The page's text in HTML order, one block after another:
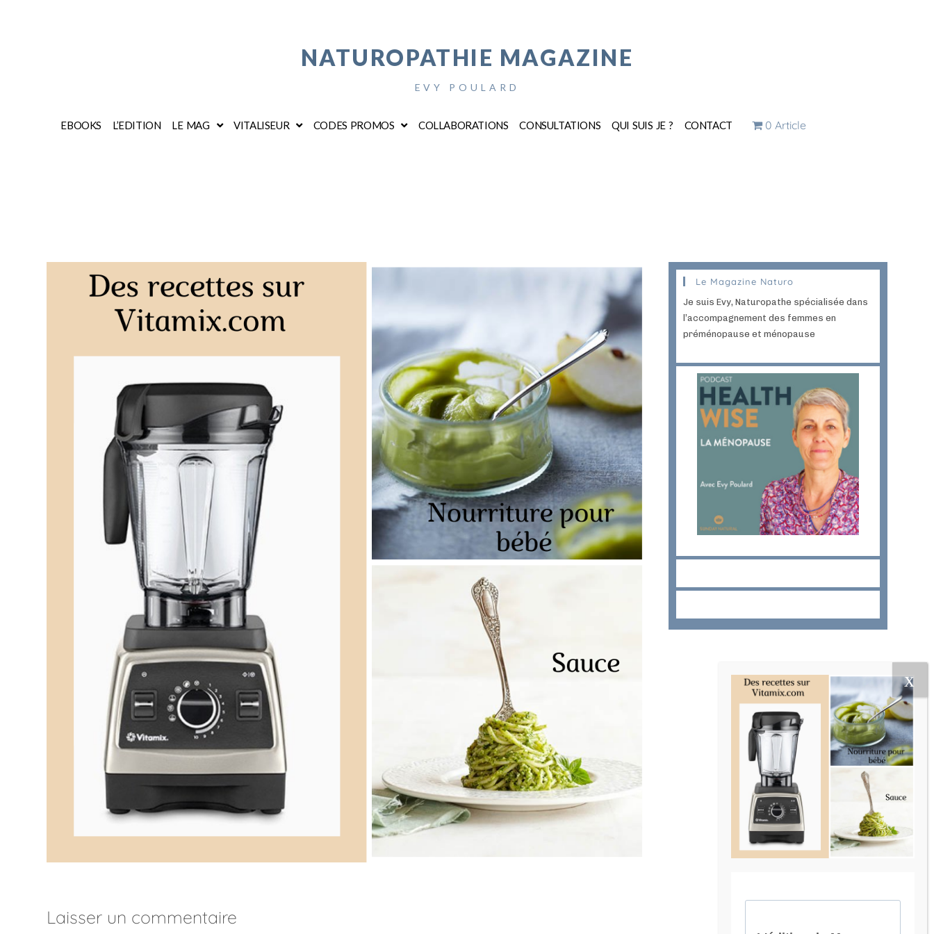
NATUROPATHIE MAGAZINE
EVY POULARD
EBOOKS L’EDITION LE MAG VITALISEUR CODES PROMOS COLLABORATIONS CONSULTATIONS QUI SUIS JE ? CONTACT 0 Article
Laisser un commentaire
Le Magazine Naturo
Je suis Evy, Naturopathe spécialisée dans
l’accompagnement des femmes en
préménopause et ménopause